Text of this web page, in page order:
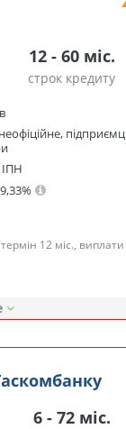
12 - 60 міс.
строк кредиту
12 міс.,
6 - 72 міс.